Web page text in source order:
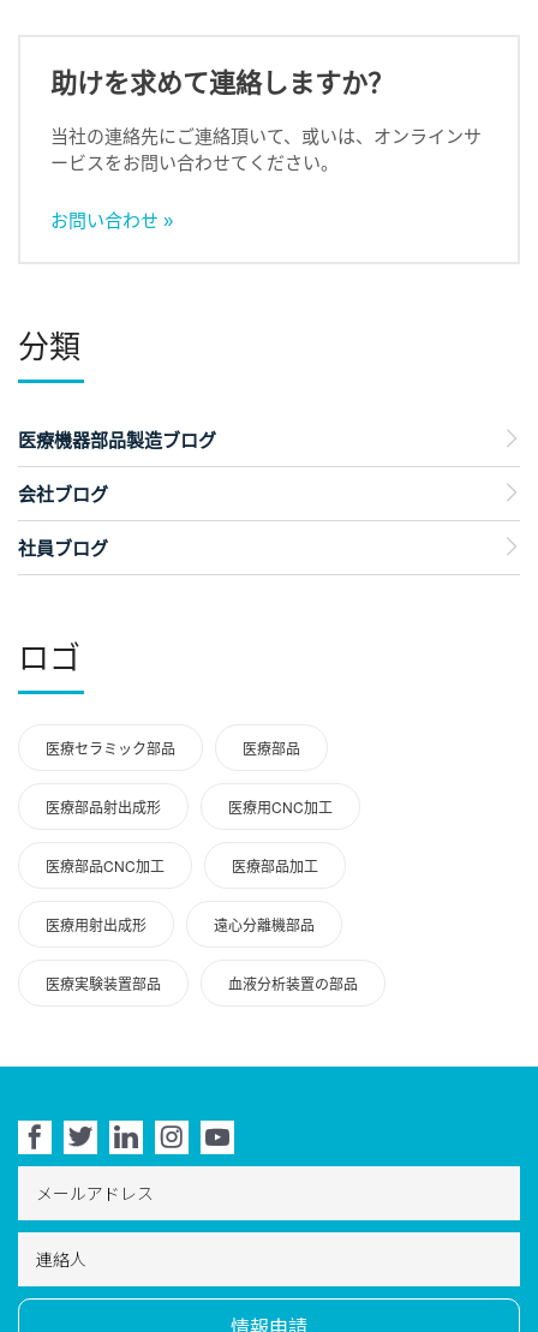
助けを求めて連絡しますか？
当社の連絡先にご連絡頂いて、或いは、オンラインサ
ービスをお問い合わせてください。
お問い合わせ »
分類
医療機器部品製造ブログ
会社ブログ
社員ブログ
ロゴ
医療セラミック部品 医療部品
医療部品射出成形 医療用CNC加工
医療部品CNC加工 医療部品加工
医療用射出成形 遠心分離機部品
医療実験装置部品 血液分析装置の部品
    
情報申請